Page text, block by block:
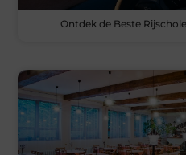
Ontdek de Beste